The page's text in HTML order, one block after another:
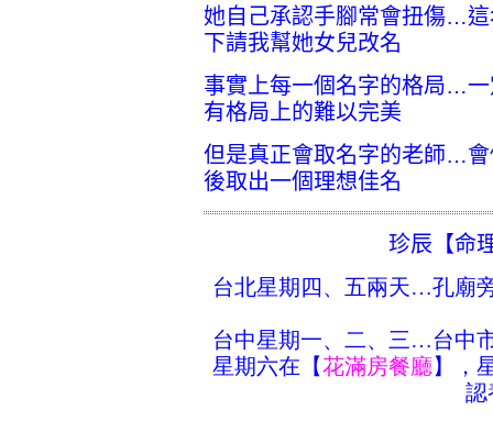
她自己承認手腳常會扭傷…
下請我幫她女兒改名
事實上每一個名字的格局…
有格局上的難以完美
但是真正會取名字的老師…
後取出一個理想佳名
珍辰【命
台北星期四、五兩天…孔廟
台中星期一、二、三…台中
星期六在【花滿房餐廳】，
認